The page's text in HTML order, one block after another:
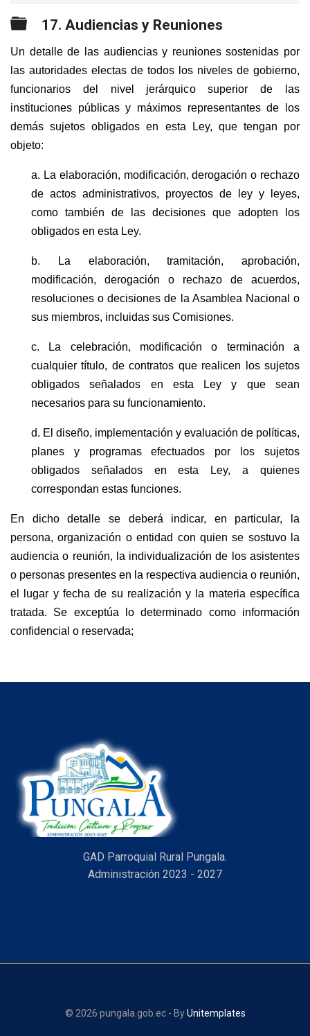
Carpeta
17. Audiencias y Reuniones
Un detalle de las audiencias y reuniones sostenidas por
las autoridades electas de todos los niveles de gobierno,
funcionarios del nivel jerárquico superior de las
instituciones públicas y máximos representantes de los
demás sujetos obligados en esta Ley, que tengan por
objeto:
a. La elaboración, modificación, derogación o rechazo
de actos administrativos, proyectos de ley y leyes,
como también de las decisiones que adopten los
obligados en esta Ley.
b. La elaboración, tramitación, aprobación,
modificación, derogación o rechazo de acuerdos,
resoluciones o decisiones de la Asamblea Nacional o
sus miembros, incluidas sus Comisiones.
c. La celebración, modificación o terminación a
cualquier título, de contratos que realicen los sujetos
obligados señalados en esta Ley y que sean
necesarios para su funcionamiento.
d. El diseño, implementación y evaluación de políticas,
planes y programas efectuados por los sujetos
obligados señalados en esta Ley, a quienes
correspondan estas funciones.
En dicho detalle se deberá indicar, en particular, la
persona, organización o entidad con quien se sostuvo la
audiencia o reunión, la individualización de los asistentes
o personas presentes en la respectiva audiencia o reunión,
el lugar y fecha de su realización y la materia específica
tratada. Se exceptúa lo determinado como información
confidencial o reservada;
GAD Parroquial Rural Pungala.
Administración 2023 - 2027
© 2026 pungala.gob.ec - ByUnitemplates